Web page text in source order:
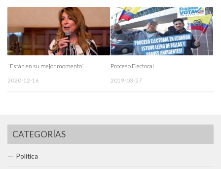
“Están en su mejor momento”
2020-12-16
Proceso Electoral
2019-03-27
CATEGORÍAS
Política